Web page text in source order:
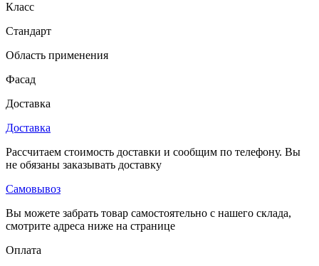
Класс
Стандарт
Область применения
Фасад
Доставка
Доставка
Рассчитаем стоимость доставки и сообщим по телефону. Вы
не обязаны заказывать доставку
Самовывоз
Вы можете забрать товар самостоятельно с нашего склада,
смотрите адреса ниже на странице
Оплата